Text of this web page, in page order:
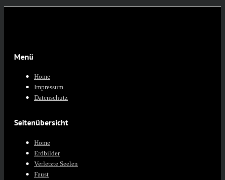
Menü
Home
Impressum
Datenschutz
Seitenübersicht
Home
Erdbilder
Verletzte Seelen
Faust